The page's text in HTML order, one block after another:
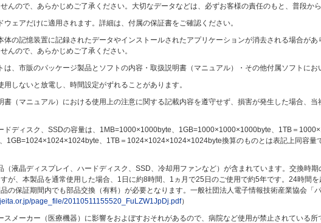
んので、あらかじめご了承ください。大切なデータなどは、必ずお客様の責任のもと、普段か
ウェアだけに適用されます。詳細は、付属の保証書をご確認ください。
体の記憶装置に記録されたデータやインストールされたアプリケーションが消去される場合が
んので、あらかじめご了承ください。
は、市販のパッケージ製品とソフトの内容・取扱説明書（マニュアル）・その他付属ソフトにお
しないと放電し、時間設定がずれることがあります。
書（マニュアル）における使用上の注意に関する記載内容を遵守せず、損害が発生した場合、
ドディスク、SSDの容量は、1MB=1000×1000byte、1GB=1000×1000×1000byte、1TB＝
1GB=1024×1024×1024byte、1TB＝1024×1024×1024×1024byte換算のものとは表記上同容量
（液晶ディスプレイ、ハードディスク、SSD、冷却用ファンなど）が含まれています。交換時
が、本製品を通常使用した場合、1日に約8時間、1ヵ月で25日のご使用で約5年です。24時間
の保証期間内でも部品交換（有料）が必要となります。一般社団法人電子情報技術産業協会「
page_file/20110511155520_FuLZW1JpDj.pdf）
スメーカー（医療機器）に影響をおよぼすおそれがあるので、病院など使用が禁止されている所